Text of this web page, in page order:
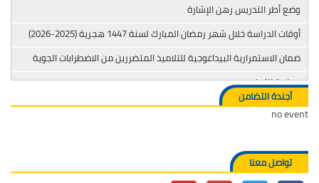
وضع أطر التدريس رهن الإشارة
أوقات الدراسة خلال شهر رمضان المبارك لسنة 1447 هجرية (2025-2026)
ضمان الاستمرارية البيداغوجية للتلاميذ المتضررين من الاضطرابات الجوية
محاربة التدخين
أجندة التضامن
no event
تواصل معنا